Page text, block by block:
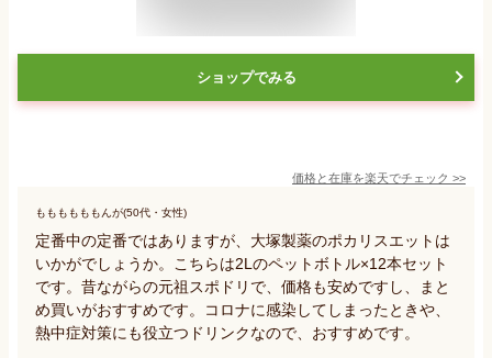
ショップでみる
価格と在庫を楽天でチェック >>
ももももももんが(50代・女性)
定番中の定番ではありますが、大塚製薬のポカリスエットは
いかがでしょうか。こちらは2Lのペットボトル×12本セット
です。昔ながらの元祖スポドリで、価格も安めですし、まと
め買いがおすすめです。コロナに感染してしまったときや、
熱中症対策にも役立つドリンクなので、おすすめです。